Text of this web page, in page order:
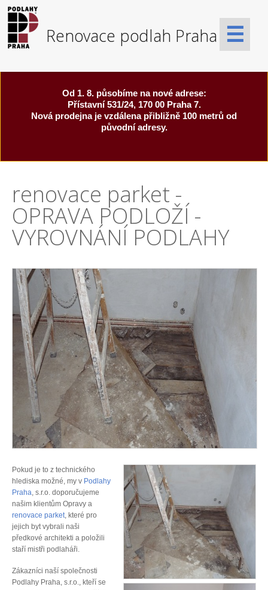
☰
Od 1. 8. působíme na nové adrese:
Přístavní 531/24, 170 00 Praha 7.
Nová prodejna je vzdálena přibližně 100 metrů od
původní adresy.
renovace parket -
OPRAVA PODLOŽÍ -
VYROVNÁNÍ PODLAHY
Pokud je to z technického
hlediska možné, my v Podlahy
Praha, s.r.o. doporučujeme
našim klientům Opravy a
renovace parket, které pro
jejich byt vybrali naši
předkové architekti a položili
staří mistři podlaháři.
Zákazníci naší společnosti
Podlahy Praha, s.r.o., kteří se